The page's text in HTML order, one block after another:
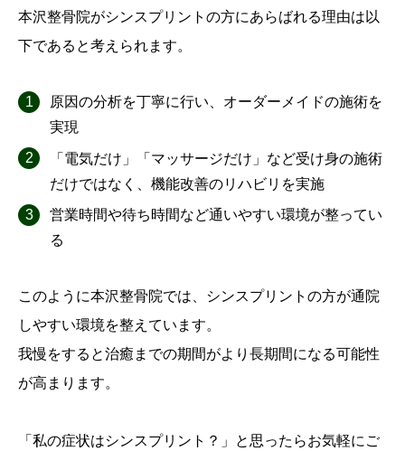
本沢整骨院がシンスプリントの方にあらばれる理由は以
下であると考えられます。
原因の分析を丁寧に行い、オーダーメイドの施術を
実現
「電気だけ」「マッサージだけ」など受け身の施術
だけではなく、機能改善のリハビリを実施
営業時間や待ち時間など通いやすい環境が整ってい
る
このように本沢整骨院では、シンスプリントの方が通院
しやすい環境を整えています。
我慢をすると治癒までの期間がより長期間になる可能性
が高まります。
「私の症状はシンスプリント？」と思ったらお気軽にご